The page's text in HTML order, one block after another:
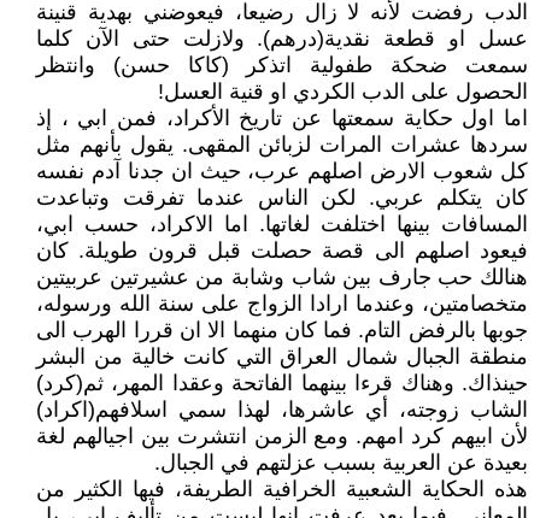
الدب رفضت لأنه لا زال رضيعا، فيعوضني بهدية قنينة
عسل او قطعة نقدية(درهم). ولازلت حتى الآن كلما
سمعت ضحكة طفولية اتذكر (كاكا حسن) وانتظر
الحصول على الدب الكردي او قنية العسل!
اما اول حكاية سمعتها عن تاريخ الأكراد، فمن ابي ، إذ
سردها عشرات المرات لزبائن المقهى. يقول بأنهم مثل
كل شعوب الارض اصلهم عرب، حيث ان جدنا آدم نفسه
كان يتكلم عربي. لكن الناس عندما تفرقت وتباعدت
المسافات بينها اختلفت لغاتها. اما الاكراد، حسب ابي،
فيعود اصلهم الى قصة حصلت قبل قرون طويلة. كان
هنالك حب جارف بين شاب وشابة من عشيرتين عربيتين
متخصامتين، وعندما ارادا الزواج على سنة الله ورسوله،
جوبها بالرفض التام. فما كان منهما الا ان قررا الهرب الى
منطقة الجبال شمال العراق التي كانت خالية من البشر
حينذاك. وهناك قرءا بينهما الفاتحة وعقدا المهر، ثم(كرد)
الشاب زوجته، أي عاشرها، لهذا سمي اسلافهم(اكراد)
لأن ابيهم كرد امهم. ومع الزمن انتشرت بين اجيالهم لغة
بعيدة عن العربية بسبب عزلتهم في الجبال.
هذه الحكاية الشعبية الخرافية الطريفة، فيها الكثير من